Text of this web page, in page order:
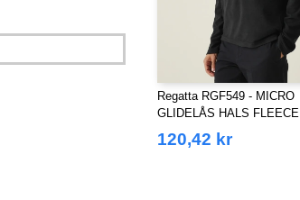
Regatta RGF549 - MICRO
GLIDELÅS HALS FLEECE
120,42 kr